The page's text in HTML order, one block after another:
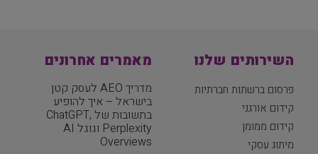
השירותים שלנו
פרסום ברשתות חברתיות
קידום אורגני
קידום ממומן
מיתוג עסקי
מאמרים אחרונים
מדריך AEO לעסק קטן
בישראל – איך להופיע
בתשובות של ChatGPT,
Perplexity וגוגל AI
Overviews